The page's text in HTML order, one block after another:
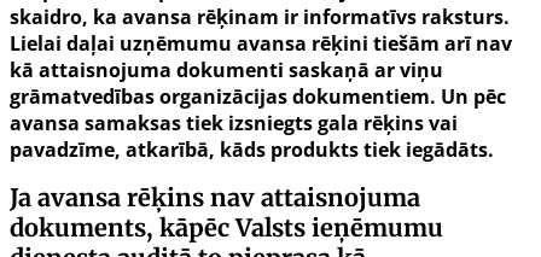
skaidro, ka avansa rēķinam ir informatīvs raksturs.
Lielai daļai uzņēmumu avansa rēķini tiešām arī nav
kā attaisnojuma dokumenti saskaņā ar viņu
grāmatvedības organizācijas dokumentiem. Un pēc
avansa samaksas tiek izsniegts gala rēķins vai
pavadzīme, atkarībā, kāds produkts tiek iegādāts.
Ja avansa rēķins nav attaisnojuma
dokuments, kāpēc Valsts ieņēmumu